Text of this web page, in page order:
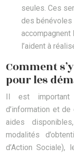
seules. Ces
des
accompagnent
l’aident à
Comment
pour les
Il est
d’information et
aides
modalités
d’Action